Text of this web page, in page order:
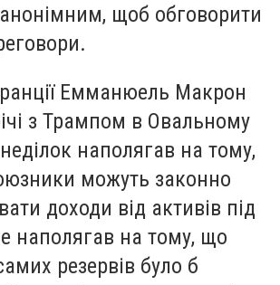
щоб обговорити
Емманюель Макрон
з Трампом в Овальному
наполягав на тому,
можуть законно
доходи від активів під
наполягав на тому, що
резервів було б